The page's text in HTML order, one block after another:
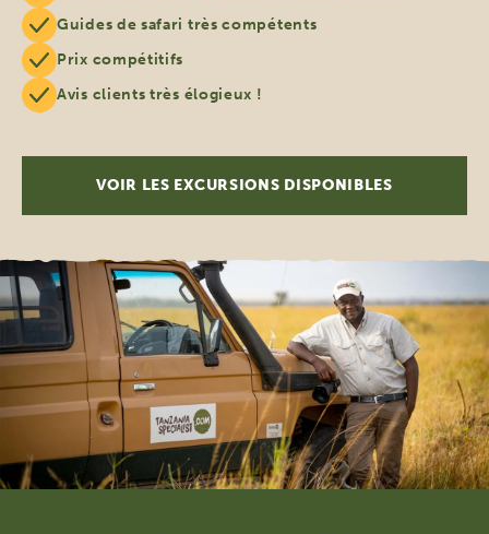
Guides de safari très compétents
Prix compétitifs
Avis clients très élogieux !
VOIR LES EXCURSIONS DISPONIBLES